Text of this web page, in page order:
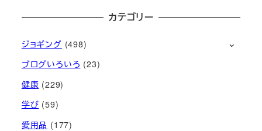
カテゴリー
ジョギング (498)
ブログいろいろ (23)
健康 (229)
学び (59)
愛用品 (177)